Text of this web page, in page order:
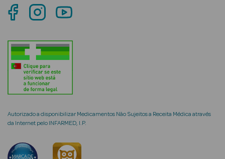
Ver Tudo
Cosmética
Hidratantes
Banho
Solares
Autorizado a disponibilizar Medicamentos Não Sujeitos a Receita Médica através
da Internet pelo INFARMED, I.P.